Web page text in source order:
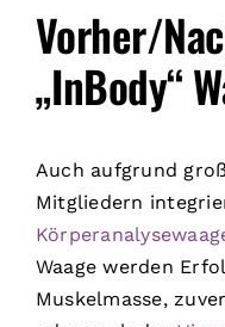
Vorher/
„InBody“
Auch aufgrund
Mitgliedern
Waage werden
Muskelmasse,